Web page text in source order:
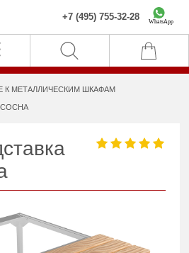
+7 (495) 755-32-28 WhatsApp
К МЕТАЛЛИЧЕСКИМ ШКАФАМ
СОСНА